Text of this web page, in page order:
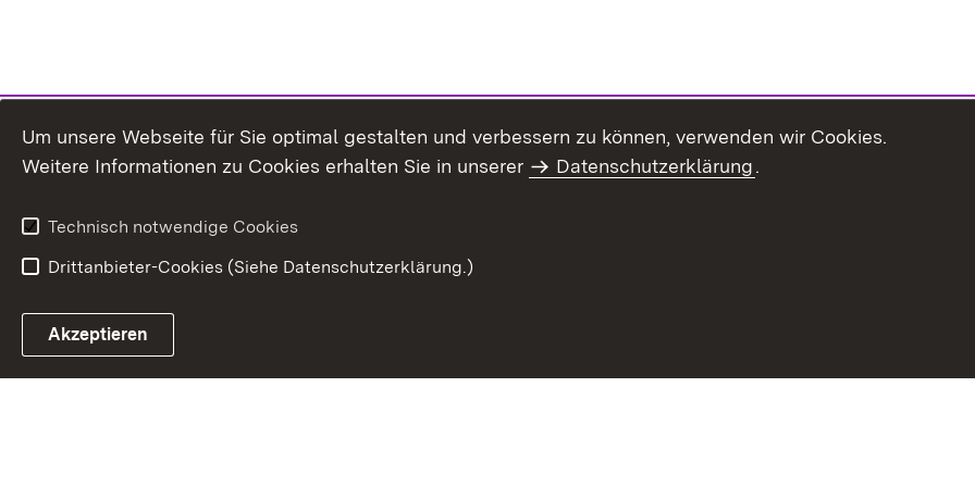
Um unsere Webseite für Sie optimal gestalten und verbessern zu können, verwenden wir Cookies.
Weitere Informationen zu Cookies erhalten Sie in unserer
Datenschutzerklärung.
Technisch notwendige Cookies
Drittanbieter-Cookies (Siehe Datenschutzerklärung.)
Akzeptieren